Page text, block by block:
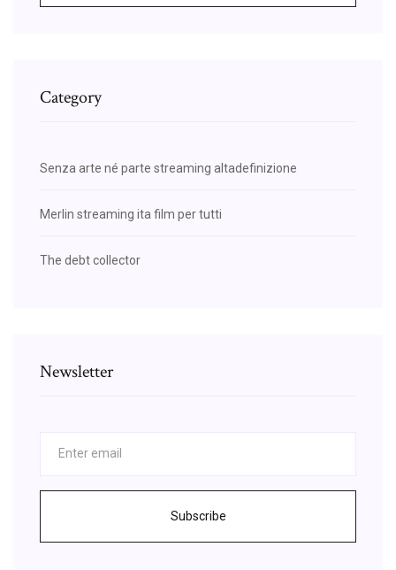
Category
Senza arte né parte streaming altadefinizione
Merlin streaming ita film per tutti
The debt collector
Newsletter
Subscribe